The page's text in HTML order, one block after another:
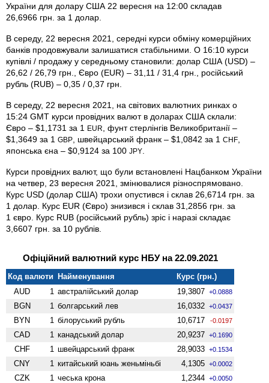
України для долару США 22 вересня на 12:00 складав
26,6966 грн. за 1 долар.
В середу, 22 вересня 2021, середні курси обміну комерційних
банків продовжували залишатися стабільними. О 16:10 курси
купівлі / продажу у середньому становили: долар США (USD) –
26,62 / 26,79 грн., Євро (EUR) – 31,11 / 31,4 грн., російський
рубль (RUB) – 0,35 / 0,37 грн.
В середу, 22 вересня 2021, на світових валютних ринках о
15:24 GMT курси провідних валют в доларах США склали:
Євро – $1,1731 за 1 EUR
, фунт стерлінгів Велико­британії –
$1,3649 за 1 GBP , швейцарський франк – $1,0842 за 1 CHF
японська єна – $0,9124 за 100 JPY
Курси провідних валют, що були встановлені Нацбанком України
на четвер, 23 вересня 2021, змінювалися різноспрямовано.
Курс USD (долар США) трохи опустився і склав 26,6714 грн. за
1 долар. Курс EUR (Євро) знизився і склав 31,2856 грн. за
1 євро. Курс RUB (російський рубль) зріс і наразі складає
3,6607 грн. за 10 рублів.
Офіційний валютний курс НБУ на 22.09.2021
Код валюти Найменування
Курс (грн.)
AUD
1 австралійський долар 19,3807 +0.0888
BGN 1 болгарський лев 16,0332 +0.0437
BYN 1 білоруський рубль 10,6717 -0.0197
CAD 1 канадський долар 20,9237 +0.1690
CHF 1 швейцарський франк 28,9033 +0.1534
CNY 1 китайський юань женьмiньбi 4,1305 +0.0002
CZK 1 чеська крона 1,2344 +0.0050